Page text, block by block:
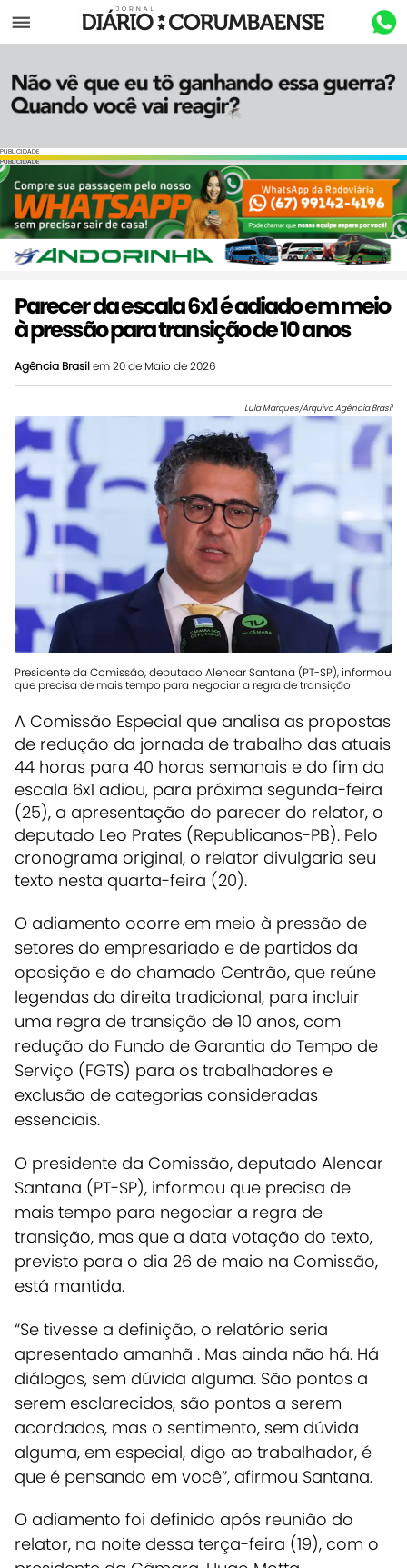
Menu
PUBLICIDADE
PUBLICIDADE
Parecer da escala 6x1 é adiado em meio
à pressão para transição de 10 anos
Agência Brasilem 20 de Maio de 2026
Lula Marques/Arquivo Agência Brasil
Presidente da Comissão, deputado Alencar Santana (PT-SP), informou
que precisa de mais tempo para negociar a regra de transição
A Comissão Especial que analisa as propostas
de redução da jornada de trabalho das atuais
44 horas para 40 horas semanais e do fim da
escala 6x1 adiou, para próxima segunda-feira
(25), a apresentação do parecer do relator, o
deputado Leo Prates (Republicanos-PB). Pelo
cronograma original, o relator divulgaria seu
texto nesta quarta-feira (20).
O adiamento ocorre em meio à pressão de
setores do empresariado e de partidos da
oposição e do chamado Centrão, que reúne
legendas da direita tradicional, para incluir
uma regra de transição de 10 anos, com
redução do Fundo de Garantia do Tempo de
Serviço (FGTS) para os trabalhadores e
exclusão de categorias consideradas
essenciais.
O presidente da Comissão, deputado Alencar
Santana (PT-SP), informou que precisa de
mais tempo para negociar a regra de
transição, mas que a data votação do texto,
previsto para o dia 26 de maio na Comissão,
está mantida.
“Se tivesse a definição, o relatório seria
apresentado amanhã . Mas ainda não há. Há
diálogos, sem dúvida alguma. São pontos a
serem esclarecidos, são pontos a serem
acordados, mas o sentimento, sem dúvida
alguma, em especial, digo ao trabalhador, é
que é pensando em você”, afirmou Santana.
O adiamento foi definido após reunião do
relator, na noite dessa terça-feira (19), com o